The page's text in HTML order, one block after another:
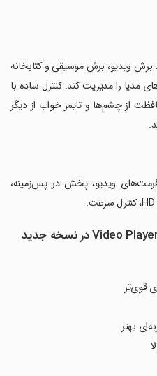
برش ویدیو، برش موسیقی و کتابخانه
مدیا را مدیریت کند. کنترل ساده با
از چشم‌ها و تایمر خواب از دیگر
ویدیو، پخش در پس‌زمینه،
قوی‌تر
بهتر